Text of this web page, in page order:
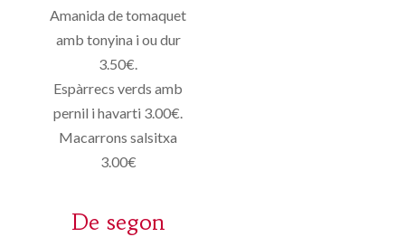
Amanida de tomaquet
amb tonyina i ou dur
3.50€.
Espàrrecs verds amb
pernil i havarti 3.00€.
Macarrons salsitxa
3.00€
De segon